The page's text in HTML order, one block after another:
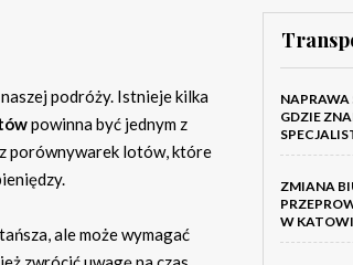
podróży. Istnieje kilka
powinna być jednym z
porównywarek lotów, które
ale może wymagać
NAPRAWA
GDZIE
ZMIANA
W